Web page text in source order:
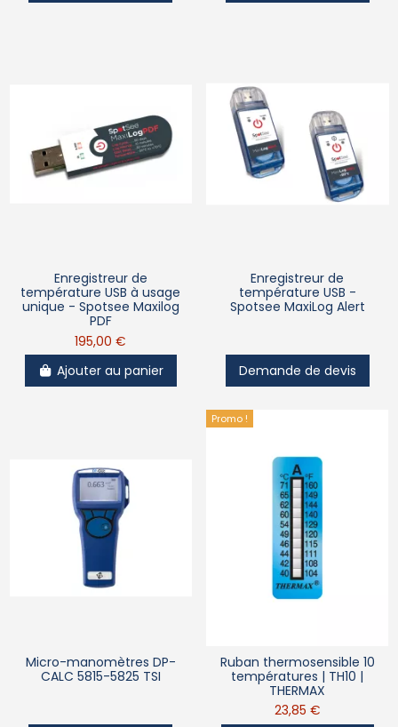
Enregistreur de
température USB à usage
unique - Spotsee Maxilog
PDF
195,00 €
Ajouter au panier
Enregistreur de
température USB -
Spotsee MaxiLog Alert
Demande de devis
Micro-manomètres DP-
CALC 5815-5825 TSI
Promo !
Ruban thermosensible 10
températures | TH10 |
THERMAX
23,85 €